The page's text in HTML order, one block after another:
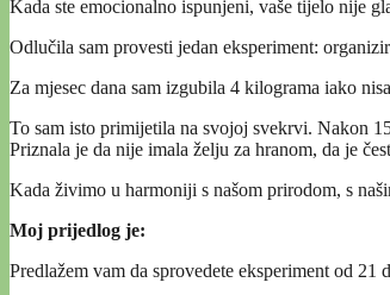
Kada ste emocionalno ispunjeni, vaše tijelo nije
Odlučila sam provesti jedan eksperiment:
Za mjesec dana sam izgubila 4 kilograma iako
To sam isto primijetila na svojoj svekrvi. Nakon
Priznala je da nije imala želju za hranom, da je
Kada živimo u harmoniji s našom prirodom, s
Moj prijedlog je:
Predlažem vam da sprovedete eksperiment od